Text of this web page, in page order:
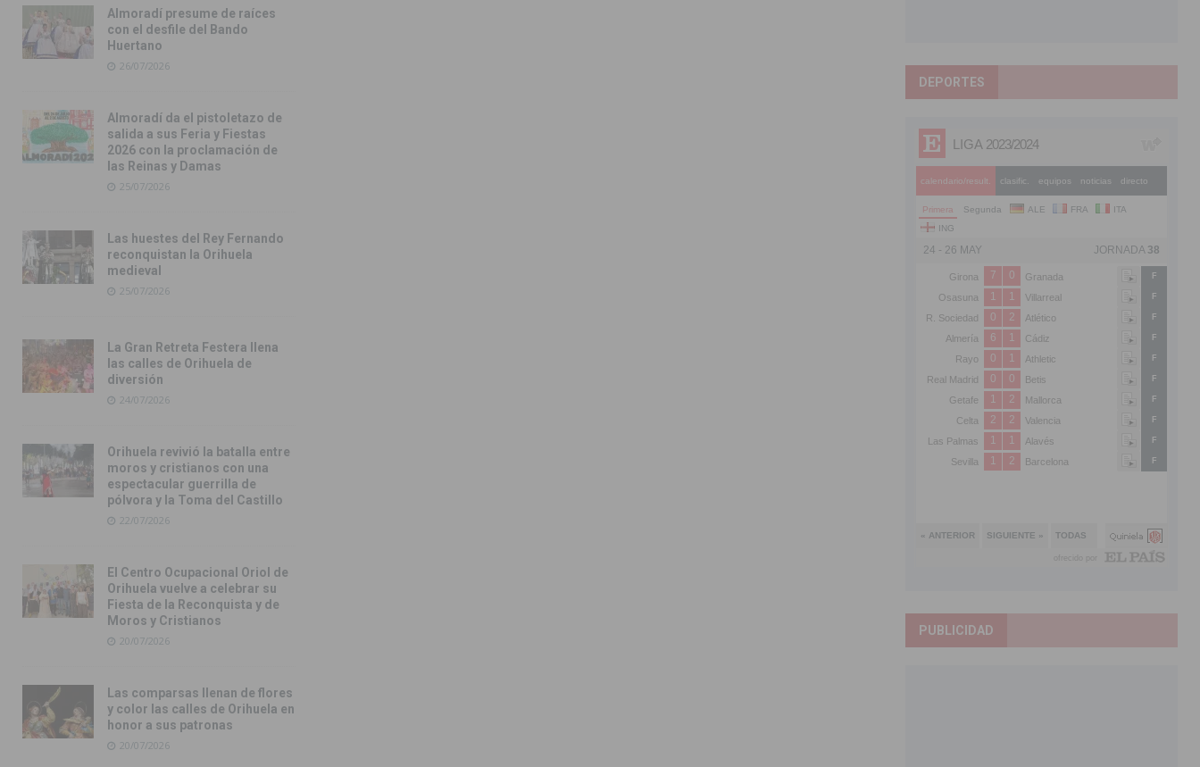
Almoradí presume de raíces
con el desfile del Bando
Huertano
26/07/2026
Almoradí da el pistoletazo de
salida a sus Feria y Fiestas
2026 con la proclamación de
las Reinas y Damas
25/07/2026
Las huestes del Rey Fernando
reconquistan la Orihuela
medieval
25/07/2026
La Gran Retreta Festera llena
las calles de Orihuela de
diversión
24/07/2026
Orihuela revivió la batalla entre
moros y cristianos con una
espectacular guerrilla de
pólvora y la Toma del Castillo
22/07/2026
El Centro Ocupacional Oriol de
Orihuela vuelve a celebrar su
Fiesta de la Reconquista y de
Moros y Cristianos
20/07/2026
Las comparsas llenan de flores
y color las calles de Orihuela en
honor a sus patronas
20/07/2026
DEPORTES
PUBLICIDAD